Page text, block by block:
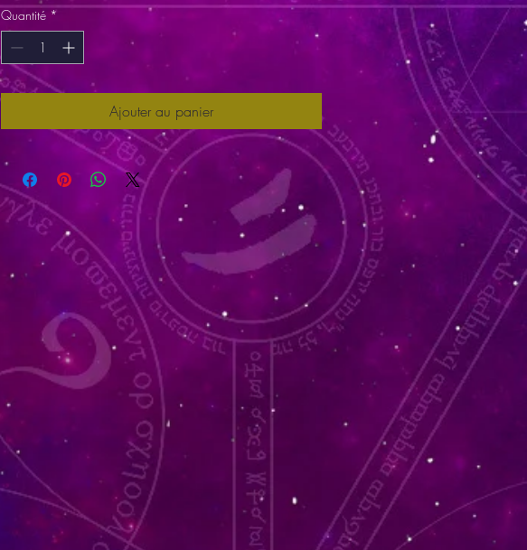
Quantité *
Ajouter au panier